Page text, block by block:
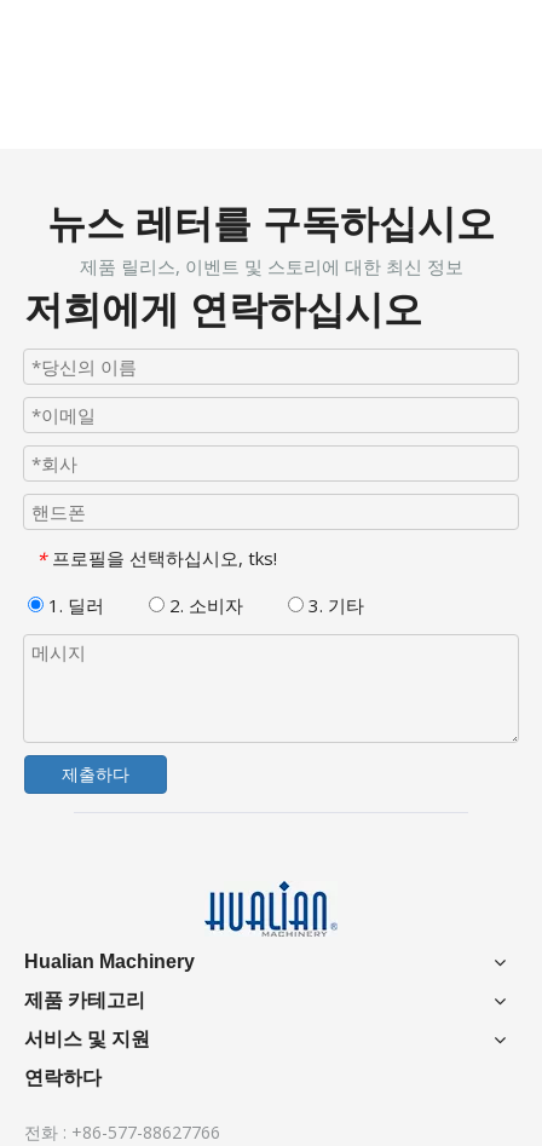
뉴스 레터를 구독하십시오
제품 릴리스, 이벤트 및 스토리에 대한 최신 정보
저희에게 연락하십시오
* 프로필을 선택하십시오, tks!
1. 딜러
2. 소비자 3. 기타
제출하다
Hualian Machinery
제품 카테고리
서비스 및 지원
연락하다
전화 : +86-577-88627766